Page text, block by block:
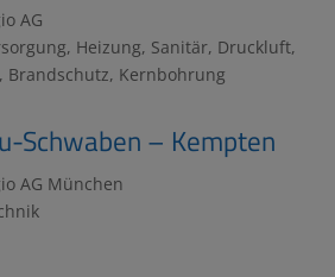
AG
Heizung, Sanitär, Druckluft,
Brandschutz, Kernbohrung
Schwaben – Kempten
AG München